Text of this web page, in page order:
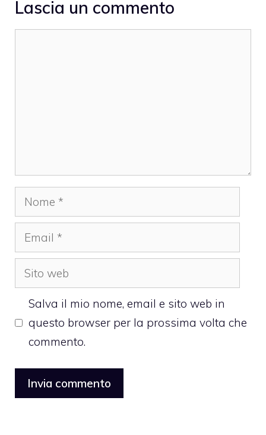
Lascia un commento
Nome
Email
Sito
web
Salva il mio nome, email e sito web in
questo browser per la prossima volta che
commento.